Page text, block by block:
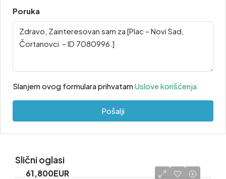
Poruka
Slanjem ovog formulara prihvatamUslove korišćenja
Pošalji
Slični oglasi
61,800EUR